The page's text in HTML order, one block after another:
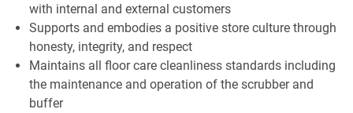
with internal and external customers
Supports and embodies a positive store culture through
honesty, integrity, and respect
Maintains all floor care cleanliness standards including
the maintenance and operation of the scrubber and
buffer